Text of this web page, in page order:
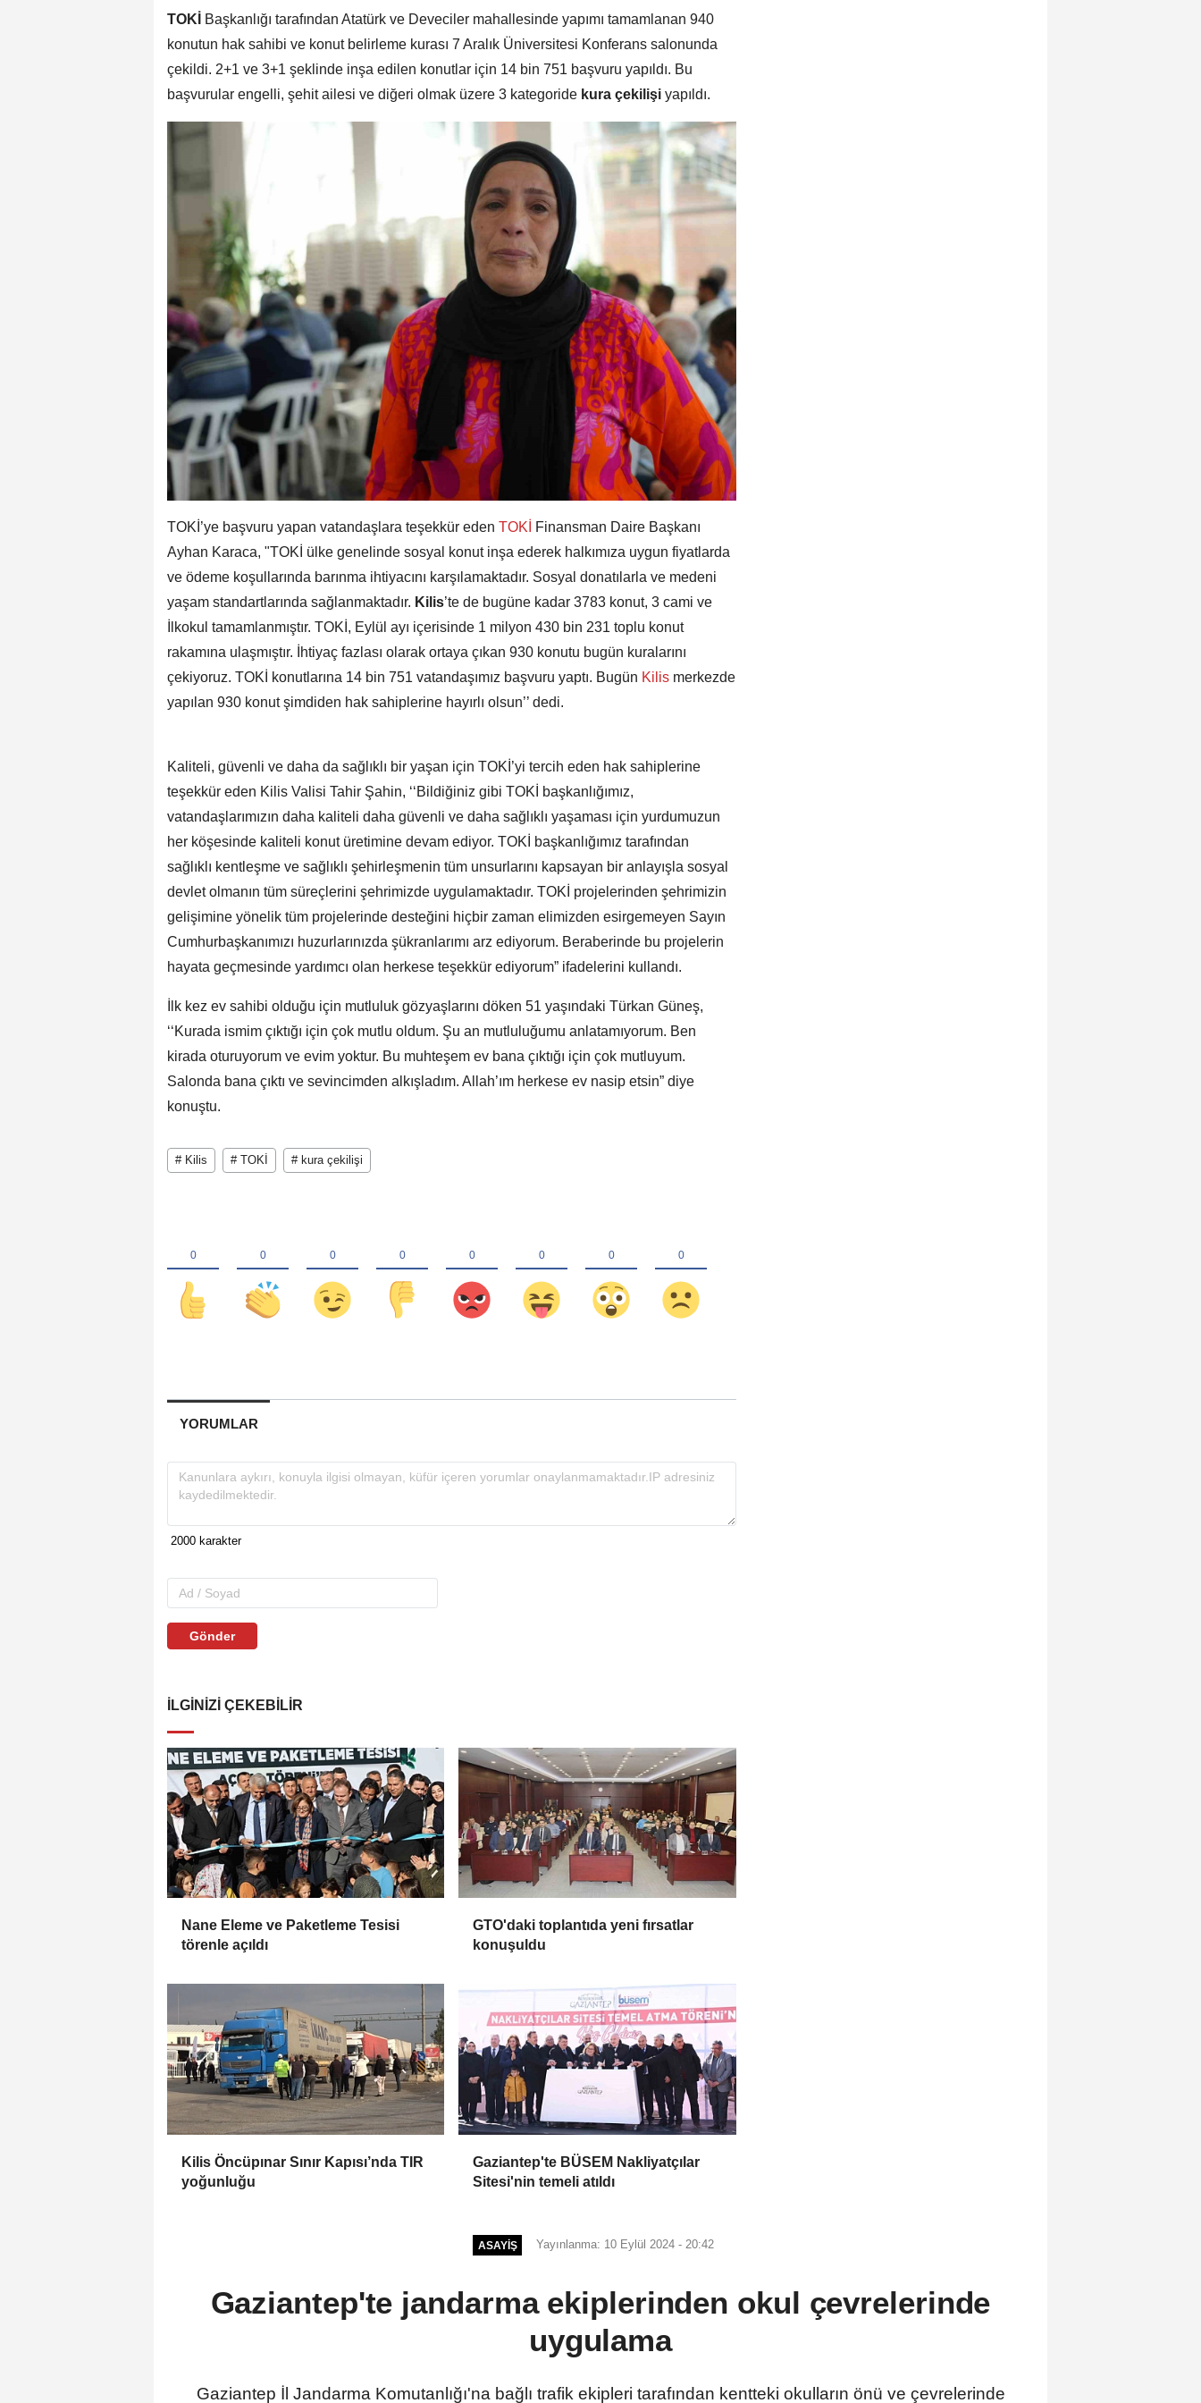
TOKİ
Başkanlığı tarafından Atatürk ve Deveciler mahallesinde yapımı tamamlanan 940
konutun hak sahibi ve konut belirleme kurası 7 Aralık Üniversitesi Konferans salonunda
çekildi. 2+1 ve 3+1 şeklinde inşa edilen konutlar için 14 bin 751 başvuru yapıldı. Bu
başvurular engelli, şehit ailesi ve diğeri olmak üzere 3 kategoride kura çekilişi yapıldı.
TOKİ’ye başvuru yapan vatandaşlara teşekkür eden TOKİ
Finansman Daire Başkanı
Ayhan Karaca, "TOKİ ülke genelinde sosyal konut inşa ederek halkımıza uygun fiyatlarda
ve ödeme koşullarında barınma ihtiyacını karşılamaktadır. Sosyal donatılarla ve medeni
yaşam standartlarında sağlanmaktadır. Kilis’te de bugüne kadar 3783 konut, 3 cami ve
İlkokul tamamlanmıştır. TOKİ, Eylül ayı içerisinde 1 milyon 430 bin 231 toplu konut
rakamına ulaşmıştır. İhtiyaç fazlası olarak ortaya çıkan 930 konutu bugün kuralarını
çekiyoruz. TOKİ konutlarına 14 bin 751 vatandaşımız başvuru yaptı. Bugün Kilis merkezde
yapılan 930 konut şimdiden hak sahiplerine hayırlı olsun’’ dedi.
Kaliteli, güvenli ve daha da sağlıklı bir yaşan için TOKİ’yi tercih eden hak sahiplerine
teşekkür eden Kilis Valisi Tahir Şahin, ‘‘Bildiğiniz gibi TOKİ başkanlığımız,
vatandaşlarımızın daha kaliteli daha güvenli ve daha sağlıklı yaşaması için yurdumuzun
her köşesinde kaliteli konut üretimine devam ediyor. TOKİ başkanlığımız tarafından
sağlıklı kentleşme ve sağlıklı şehirleşmenin tüm unsurlarını kapsayan bir anlayışla sosyal
devlet olmanın tüm süreçlerini şehrimizde uygulamaktadır. TOKİ projelerinden şehrimizin
gelişimine yönelik tüm projelerinde desteğini hiçbir zaman elimizden esirgemeyen Sayın
Cumhurbaşkanımızı huzurlarınızda şükranlarımı arz ediyorum. Beraberinde bu projelerin
hayata geçmesinde yardımcı olan herkese teşekkür ediyorum” ifadelerini kullandı.
İlk kez ev sahibi olduğu için mutluluk gözyaşlarını döken 51 yaşındaki Türkan Güneş,
‘‘Kurada ismim çıktığı için çok mutlu oldum. Şu an mutluluğumu anlatamıyorum. Ben
kirada oturuyorum ve evim yoktur. Bu muhteşem ev bana çıktığı için çok mutluyum.
Salonda bana çıktı ve sevincimden alkışladım. Allah’ım herkese ev nasip etsin” diye
konuştu.
# Kilis # TOKİ # kura çekilişi
YORUMLAR
Gönder
İLGINIZI ÇEKEBILIR
Nane Eleme ve Paketleme Tesisi
törenle açıldı
GTO'daki toplantıda yeni fırsatlar
konuşuldu
Kilis Öncüpınar Sınır Kapısı’nda TIR
yoğunluğu
Gaziantep'te BÜSEM Nakliyatçılar
Sitesi'nin temeli atıldı
ASAYIŞ Yayınlanma: 10 Eylül 2024 - 20:42
Gaziantep'te jandarma ekiplerinden okul çevrelerinde
uygulama
Gaziantep İl Jandarma Komutanlığı'na bağlı trafik ekipleri tarafından kentteki okulların önü ve çevrelerinde